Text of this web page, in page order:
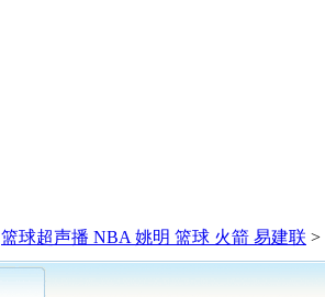
篮球超声播 NBA 姚明 篮球 火箭 易建联 >